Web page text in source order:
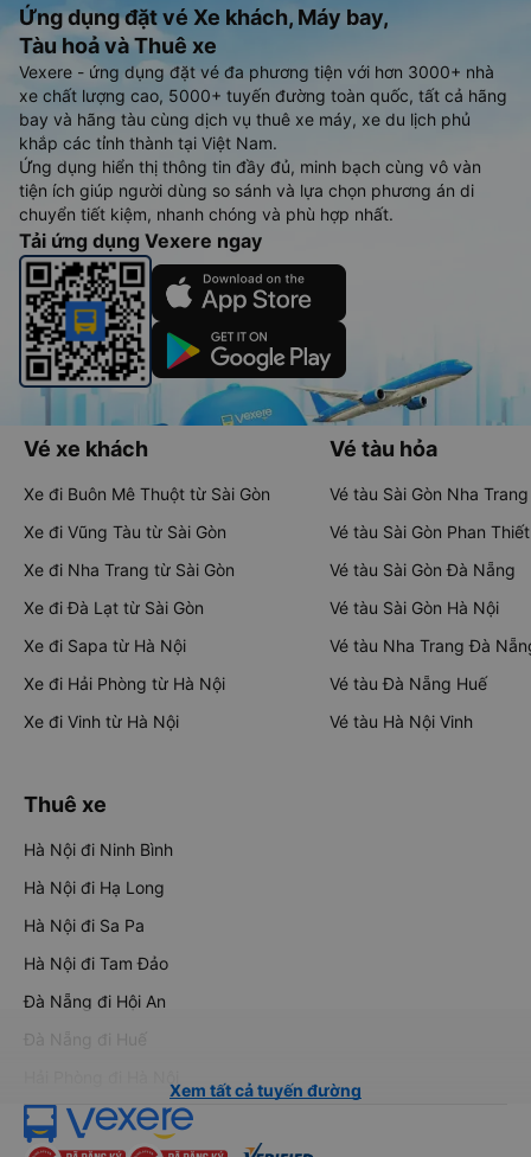
Ứng dụng đặt vé Xe khách, Máy bay,
Tàu hoả và Thuê xe
Vexere - ứng dụng đặt vé đa phương tiện với hơn 3000+ nhà
xe chất lượng cao, 5000+ tuyến đường toàn quốc, tất cả hãng
bay và hãng tàu cùng dịch vụ thuê xe máy, xe du lịch phủ
khắp các tỉnh thành tại Việt Nam.
Ứng dụng hiển thị thông tin đầy đủ, minh bạch cùng vô vàn
tiện ích giúp người dùng so sánh và lựa chọn phương án di
chuyển tiết kiệm, nhanh chóng và phù hợp nhất.
Tải ứng dụng Vexere ngay
Vé xe khách
Xe đi Buôn Mê Thuột từ Sài Gòn
Xe đi Vũng Tàu từ Sài Gòn
Xe đi Nha Trang từ Sài Gòn
Xe đi Đà Lạt từ Sài Gòn
Xe đi Sapa từ Hà Nội
Xe đi Hải Phòng từ Hà Nội
Xe đi Vinh từ Hà Nội
Vé tàu hỏa
Vé tàu Sài Gòn Nha Trang
Vé tàu Sài Gòn Phan Thiết
Vé tàu Sài Gòn Đà Nẵng
Vé tàu Sài Gòn Hà Nội
Vé tàu Nha Trang Đà
Vé tàu Đà Nẵng Huế
Vé tàu Hà Nội Vinh
Thuê xe
Hà Nội đi Ninh Bình
Hà Nội đi Hạ Long
Hà Nội đi Sa Pa
Hà Nội đi Tam Đảo
Đà Nẵng đi Hội An
Đà Nẵng đi Huế
Xem tất cả tuyến đường